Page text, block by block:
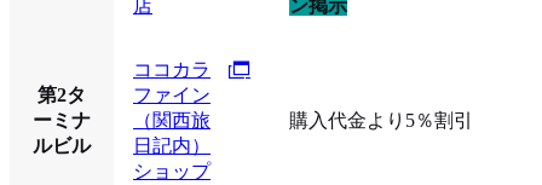
店
ン掲示
第2タ
ーミナ
ルビル
ココカラ
ファイン
（関西旅
日記内）
ショップ
購入代金より5％割引